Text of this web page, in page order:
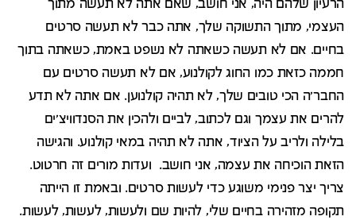
הרעיון שלהם היה, אני חושב, שאם אתה לא תעשה מתוך
העצמי, מתוך התשוקה שלך, אתה כבר לא תעשה סרטים
בחיים. אם לא תעשה כשאתה לא נשפט באמת, כשאתה בתוך
חממה כזאת כמו החוג לקולנוע, אם לא תעשה סרטים עם
החבר'ה הכי טובים שלך, לא תהיה קולנוען. אם אתה לא תדע
להרים את עצמך וגם לכתוב, לביים ולהכין את הסנדוויצ'ים
בלילה ולריב על הציוד, אתה לא תהיה במאי קולנוע. והגישה
הזאת הוכיחה את עצמה, אני חושב. ועדות מורים זה חרטוט.
צריך יצר פנימי משוגע כדי לעשות סרטים. ובאמת זו הייתה
תקופה מזהירה בחיים שלי, להיות שם ולעשות, לעשות, לעשות.